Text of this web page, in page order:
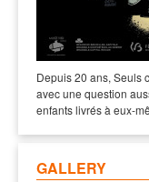
Depuis 20 ans, Seuls
avec une question
enfants livrés à eux-
GALLERY